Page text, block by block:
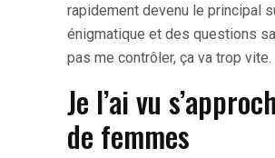
rapidement devenu le principal
énigmatique et des questions
pas me contrôler, ça va trop
Je l’ai vu
de femmes